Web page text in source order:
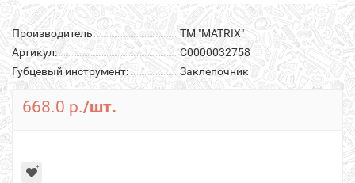
Производитель:
ТМ "MATRIX"
Артикул:
С0000032758
Губцевый инструмент:
Заклепочник
668.0 р./шт.